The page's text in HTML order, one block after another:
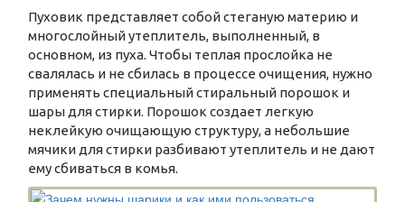
Пуховик представляет собой стеганую материю и
многослойный утеплитель, выполненный, в
основном, из пуха. Чтобы теплая прослойка не
свалялась и не сбилась в процессе очищения, нужно
применять специальный стиральный порошок и
шары для стирки. Порошок создает легкую
неклейкую очищающую структуру, а небольшие
мячики для стирки разбивают утеплитель и не дают
ему сбиваться в комья.